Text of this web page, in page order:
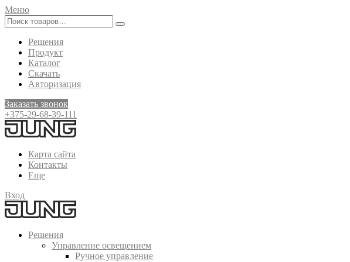
Меню
Решения
Продукт
Каталог
Скачать
Авторизация
Заказать звонок
+375-29-68-39-111
Карта сайта
Контакты
Еще
Вход
Решения
Управление освещением
Ручное управление